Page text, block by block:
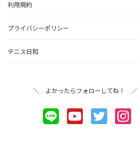
利用規約
プライバシーポリシー
テニス日和
＼ よかったらフォローしてね！ ／